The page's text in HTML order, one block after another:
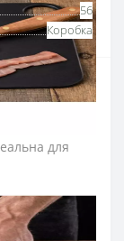
56
Коробка
для
втілились у